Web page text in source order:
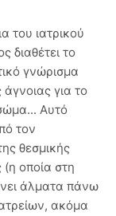
του ιατρικού
διαθέτει το
γνώρισμα
για το
Αυτό
τον
θεσμικής
(η οποία στη
άλματα πάνω
ακόμα